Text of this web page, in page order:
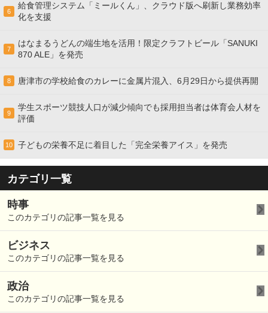
6
給食管理システム「ミールくん」、クラウド版へ刷新し業務効率
化を支援
7
はなまるうどんの端生地を活用！限定クラフトビール「SANUKI
870 ALE」を発売
8 唐津市の学校給食のカレーに金属片混入、6月29日から提供再開
9
学生スポーツ競技人口が減少傾向でも採用担当者は体育会人材を
評価
10 子どもの栄養不足に着目した「完全栄養アイス」を発売
カテゴリ一覧
時事
このカテゴリの記事一覧を見る
ビジネス
このカテゴリの記事一覧を見る
政治
このカテゴリの記事一覧を見る